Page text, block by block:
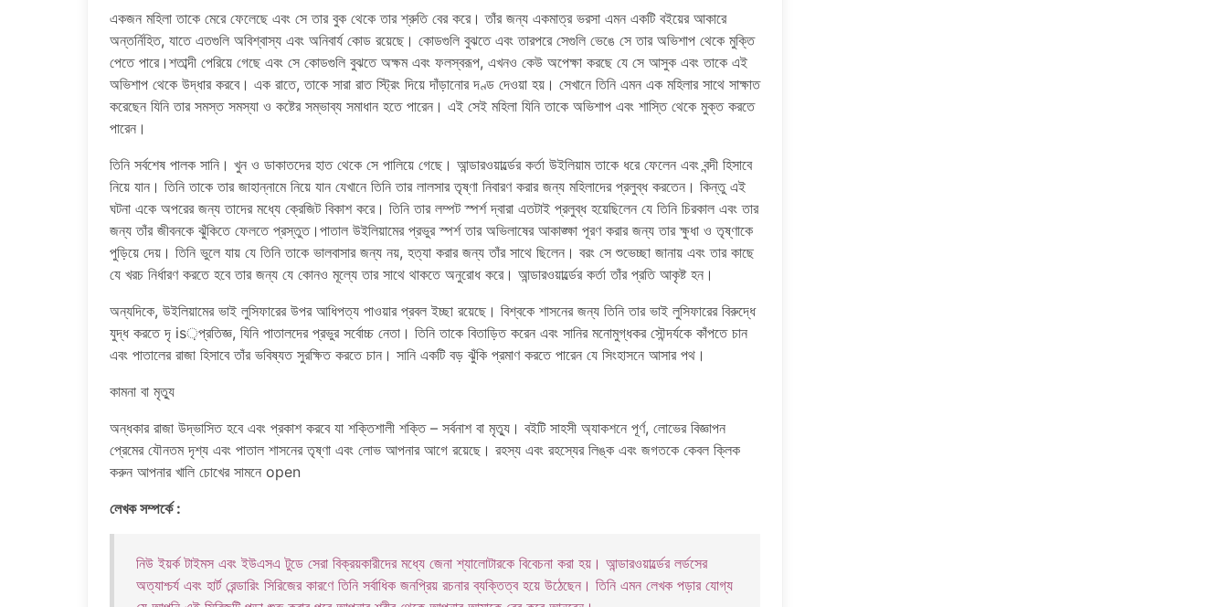
একজন মহিলা তাকে মেরে ফেলেছে এবং সে তার বুক থেকে তার শ্রুতি বের করে। তাঁর জন্য একমাত্র ভরসা এমন একটি বইয়ের আকারে
অন্তর্নিহিত, যাতে এতগুলি অবিশ্বাস্য এবং অনিবার্য কোড রয়েছে। কোডগুলি বুঝতে এবং তারপরে সেগুলি ভেঙে সে তার অভিশাপ থেকে মুক্তি
পেতে পারে।শতাব্দী পেরিয়ে গেছে এবং সে কোডগুলি বুঝতে অক্ষম এবং ফলস্বরূপ, এখনও কেউ অপেক্ষা করছে যে সে আসুক এবং তাকে এই
অভিশাপ থেকে উদ্ধার করবে। এক রাতে, তাকে সারা রাত স্ট্রিং দিয়ে দাঁড়ানোর দণ্ড দেওয়া হয়। সেখানে তিনি এমন এক মহিলার সাথে সাক্ষাত
করেছেন যিনি তার সমস্ত সমস্যা ও কষ্টের সম্ভাব্য সমাধান হতে পারেন। এই সেই মহিলা যিনি তাকে অভিশাপ এবং শাস্তি থেকে মুক্ত করতে
পারেন।
তিনি সর্বশেষ পালক সানি। খুন ও ডাকাতদের হাত থেকে সে পালিয়ে গেছে। আন্ডারওয়ার্ল্ডের কর্তা উইলিয়াম তাকে ধরে ফেলেন এবং বন্দী হিসাবে
নিয়ে যান। তিনি তাকে তার জাহান্নামে নিয়ে যান যেখানে তিনি তার লালসার তৃষ্ণা নিবারণ করার জন্য মহিলাদের প্রলুব্ধ করতেন। কিন্তু এই
ঘটনা একে অপরের জন্য তাদের মধ্যে ক্রেজিট বিকাশ করে। তিনি তার লম্পট স্পর্শ দ্বারা এতটাই প্রলুব্ধ হয়েছিলেন যে তিনি চিরকাল এবং তার
জন্য তাঁর জীবনকে ঝুঁকিতে ফেলতে প্রস্তুত।পাতাল উইলিয়ামের প্রভুর স্পর্শ তার অভিলাষের আকাঙ্ক্ষা পূরণ করার জন্য তার ক্ষুধা ও তৃষ্ণাকে
পুড়িয়ে দেয়। তিনি ভুলে যায় যে তিনি তাকে ভালবাসার জন্য নয়, হত্যা করার জন্য তাঁর সাথে ছিলেন। বরং সে শুভেচ্ছা জানায় এবং তার কাছে
যে খরচ নির্ধারণ করতে হবে তার জন্য যে কোনও মূল্যে তার সাথে থাকতে অনুরোধ করে। আন্ডারওয়ার্ল্ডের কর্তা তাঁর প্রতি আকৃষ্ট হন।
অন্যদিকে, উইলিয়ামের ভাই লুসিফারের উপর আধিপত্য পাওয়ার প্রবল ইচ্ছা রয়েছে। বিশ্বকে শাসনের জন্য তিনি তার ভাই লুসিফারের বিরুদ্ধে
যুদ্ধ করতে দৃ is়প্রতিজ্ঞ, যিনি পাতালদের প্রভুর সর্বোচ্চ নেতা। তিনি তাকে বিতাড়িত করেন এবং সানির মনোমুগ্ধকর সৌন্দর্যকে কাঁপতে চান
এবং পাতালের রাজা হিসাবে তাঁর ভবিষ্যত সুরক্ষিত করতে চান। সানি একটি বড় ঝুঁকি প্রমাণ করতে পারেন যে সিংহাসনে আসার পথ।
কামনা বা মৃত্যু
অন্ধকার রাজা উদ্ভাসিত হবে এবং প্রকাশ করবে যা শক্তিশালী শক্তি – সর্বনাশ বা মৃত্যু। বইটি সাহসী অ্যাকশনে পূর্ণ, লোভের বিজ্ঞাপন
প্রেমের যৌনতম দৃশ্য এবং পাতাল শাসনের তৃষ্ণা এবং লোভ আপনার আগে রয়েছে। রহস্য এবং রহস্যের লিঙ্ক এবং জগতকে কেবল ক্লিক
করুন আপনার খালি চোখের সামনে open
লেখক সম্পর্কে :
নিউ ইয়র্ক টাইমস এবং ইউএসএ টুডে সেরা বিক্রয়কারীদের মধ্যে জেনা শ্যালোটারকে বিবেচনা করা হয়। আন্ডারওয়ার্ল্ডের লর্ডসের
অত্যাশ্চর্য এবং হার্ট রেন্ডারিং সিরিজের কারণে তিনি সর্বাধিক জনপ্রিয় রচনার ব্যক্তিত্ব হয়ে উঠেছেন। তিনি এমন লেখক পড়ার যোগ্য